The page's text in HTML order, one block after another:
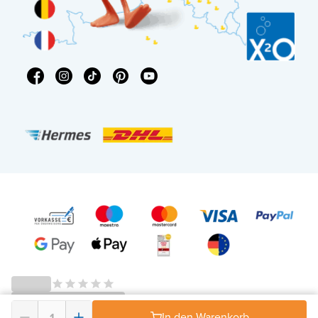
© 2026 - X²O Badezimmer – USt-IdNr: DE343506152 -AGB Widerrufsrecht